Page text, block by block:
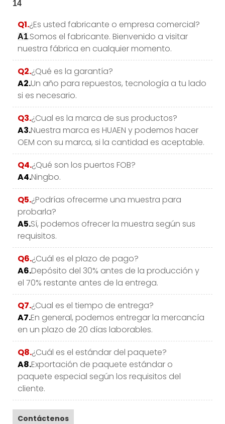
Q1.¿Es usted fabricante o empresa comercial?
A1.Somos el fabricante. Bienvenido a visitar
nuestra fábrica en cualquier momento.
Q2.¿Qué es la garantía?
A2.Un año para repuestos, tecnología a tu lado
si es necesario.
Q3.¿Cual es la marca de sus productos?
A3.Nuestra marca es HUAEN y podemos hacer
OEM con su marca, si la cantidad es aceptable.
Q4.¿Qué son los puertos FOB?
A4.Ningbo.
Q5.¿Podrías ofrecerme una muestra para
probarla?
A5.Sí, podemos ofrecer la muestra según sus
requisitos.
Q6.¿Cuál es el plazo de pago?
A6.Depósito del 30% antes de la producción y
el 70% restante antes de la entrega.
Q7.¿Cual es el tiempo de entrega?
A7.En general, podemos entregar la mercancía
en un plazo de 20 días laborables.
Q8.¿Cuál es el estándar del paquete?
A8.Exportación de paquete estándar o
paquete especial según los requisitos del
cliente.
Contáctenos